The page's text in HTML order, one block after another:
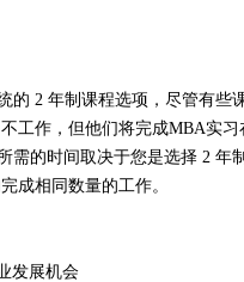
的 2 年制课程选项，尽管有些
工作，但他们将完成MBA实习
需的时间取决于您是选择 2
成相同数量的工作。
发展机会